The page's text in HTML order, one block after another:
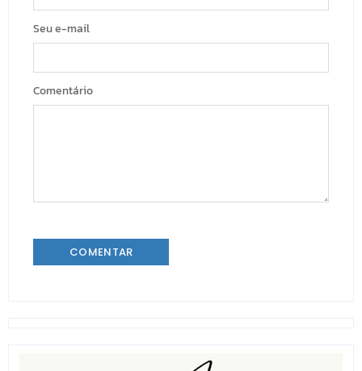
Seu e-mail
Comentário